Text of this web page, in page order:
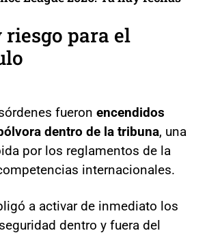
para el
fueron encendidos
dentro de la tribuna, una
por los reglamentos de la
internacionales.
a activar de inmediato los
dentro y fuera del